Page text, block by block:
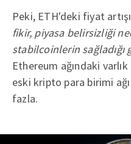
Peki, ETH'deki fiyat
fikir, piyasa belirsizliği
stabilcoinlerin
Ethereum ağındaki varlık
eski kripto para birimi
fazla.